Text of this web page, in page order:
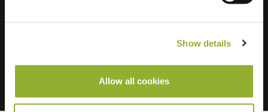
Show details
Allow all cookies
Mastercard, VISA, Chargecard,